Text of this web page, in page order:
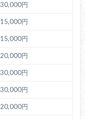
30,000円
15,000円
15,000円
20,000円
30,000円
30,000円
20,000円